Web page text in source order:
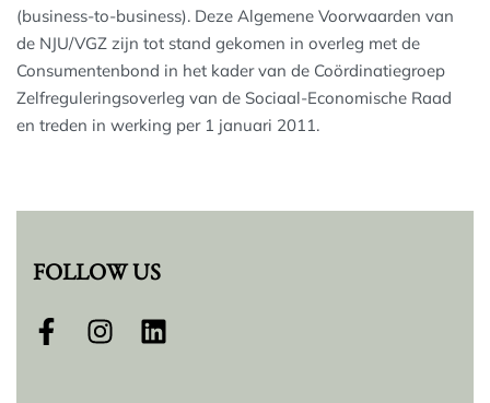
(business-to-business). Deze Algemene Voorwaarden van
de NJU/VGZ zijn tot stand gekomen in overleg met de
Consumentenbond in het kader van de Coördinatiegroep
Zelfreguleringsoverleg van de Sociaal-Economische Raad
en treden in werking per 1 januari 2011.
FOLLOW US